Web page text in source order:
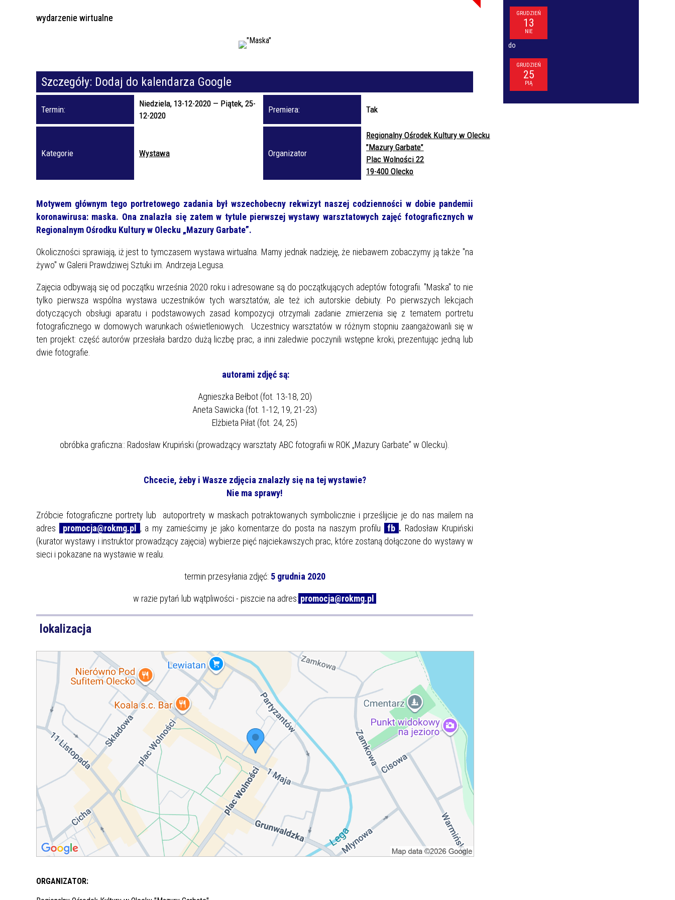
wydarzenie wirtualne
Szczegóły: Dodaj do kalendarza Google
Termin:
Niedziela, 13-12-2020 — Piątek, 25-
12-2020
Premiera: Tak
Kategorie Wystawa Organizator
Regionalny Ośrodek Kultury w Olecku
"Mazury Garbate"
Plac Wolności 22
19-400 Olecko
Motywem głównym tego portretowego zadania był wszechobecny rekwizyt naszej codzienności w dobie pandemii
koronawirusa: maska. Ona znalazła się zatem w tytule pierwszej wystawy warsztatowych zajęć fotograficznych w
Regionalnym Ośrodku Kultury w Olecku „Mazury Garbate”.
Okoliczności sprawiają, iż jest to tymczasem wystawa wirtualna. Mamy jednak nadzieję, że niebawem zobaczymy ją także "na
żywo" w Galerii Prawdziwej Sztuki im. Andrzeja Legusa.
Zajęcia odbywają się od początku września 2020 roku i adresowane są do początkujących adeptów fotografii. "Maska" to nie
tylko pierwsza wspólna wystawa uczestników tych warsztatów, ale też ich autorskie debiuty. Po pierwszych lekcjach
dotyczących obsługi aparatu i podstawowych zasad kompozycji otrzymali zadanie zmierzenia się z tematem portretu
fotograficznego w domowych warunkach oświetleniowych. Uczestnicy warsztatów w różnym stopniu zaangażowanli się w
ten projekt: część autorów przesłała bardzo dużą liczbę prac, a inni zaledwie poczynili wstępne kroki, prezentując jedną lub
dwie fotografie.
autorami zdjęć są:
Agnieszka Bełbot (fot. 13-18, 20)
Aneta Sawicka (fot. 1-12, 19, 21-23)
Elżbieta Piłat (fot. 24, 25)
obróbka graficzna:: Radosław Krupiński (prowadzący warsztaty ABC fotografii w ROK „Mazury Garbate” w Olecku).
Chcecie, żeby i Wasze zdjęcia znalazły się na tej wystawie?
Nie ma sprawy!
Zróbcie fotograficzne portrety lub autoportrety w maskach potraktowanych symbolicznie i prześlijcie je do nas mailem na
adres
promocja@rokmg.pl , a my zamieścimy je jako komentarze do posta na naszym profilu fb . Radosław Krupiński
(kurator wystawy i instruktor prowadzący zajęcia) wybierze pięć najciekawszych prac, które zostaną dołączone do wystawy w
sieci i pokazane na wystawie w realu.
termin przesyłania zdjęć: 5 grudnia 2020
w razie pytań lub wątpliwości - piszcie na adres: promocja@rokmg.pl
lokalizacja
ORGANIZATOR:
GRUDZIEŃ
13
NIE
do
GRUDZIEŃ
25
PIĄ